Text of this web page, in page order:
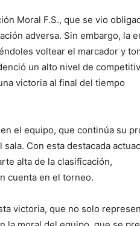
Moral F.S., que se vio
adversa. Sin embargo, la
voltear el marcador y
un alto nivel de
victoria al final del tiempo
el equipo, que continúa su
Con esta destacada
alta de la clasificación,
cuenta en el torneo.
victoria, que no solo